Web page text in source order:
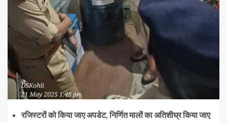
रजिस्टरों को किया जाए अपडेट, निर्णित मालों का अतिशीघ्र किया जाए